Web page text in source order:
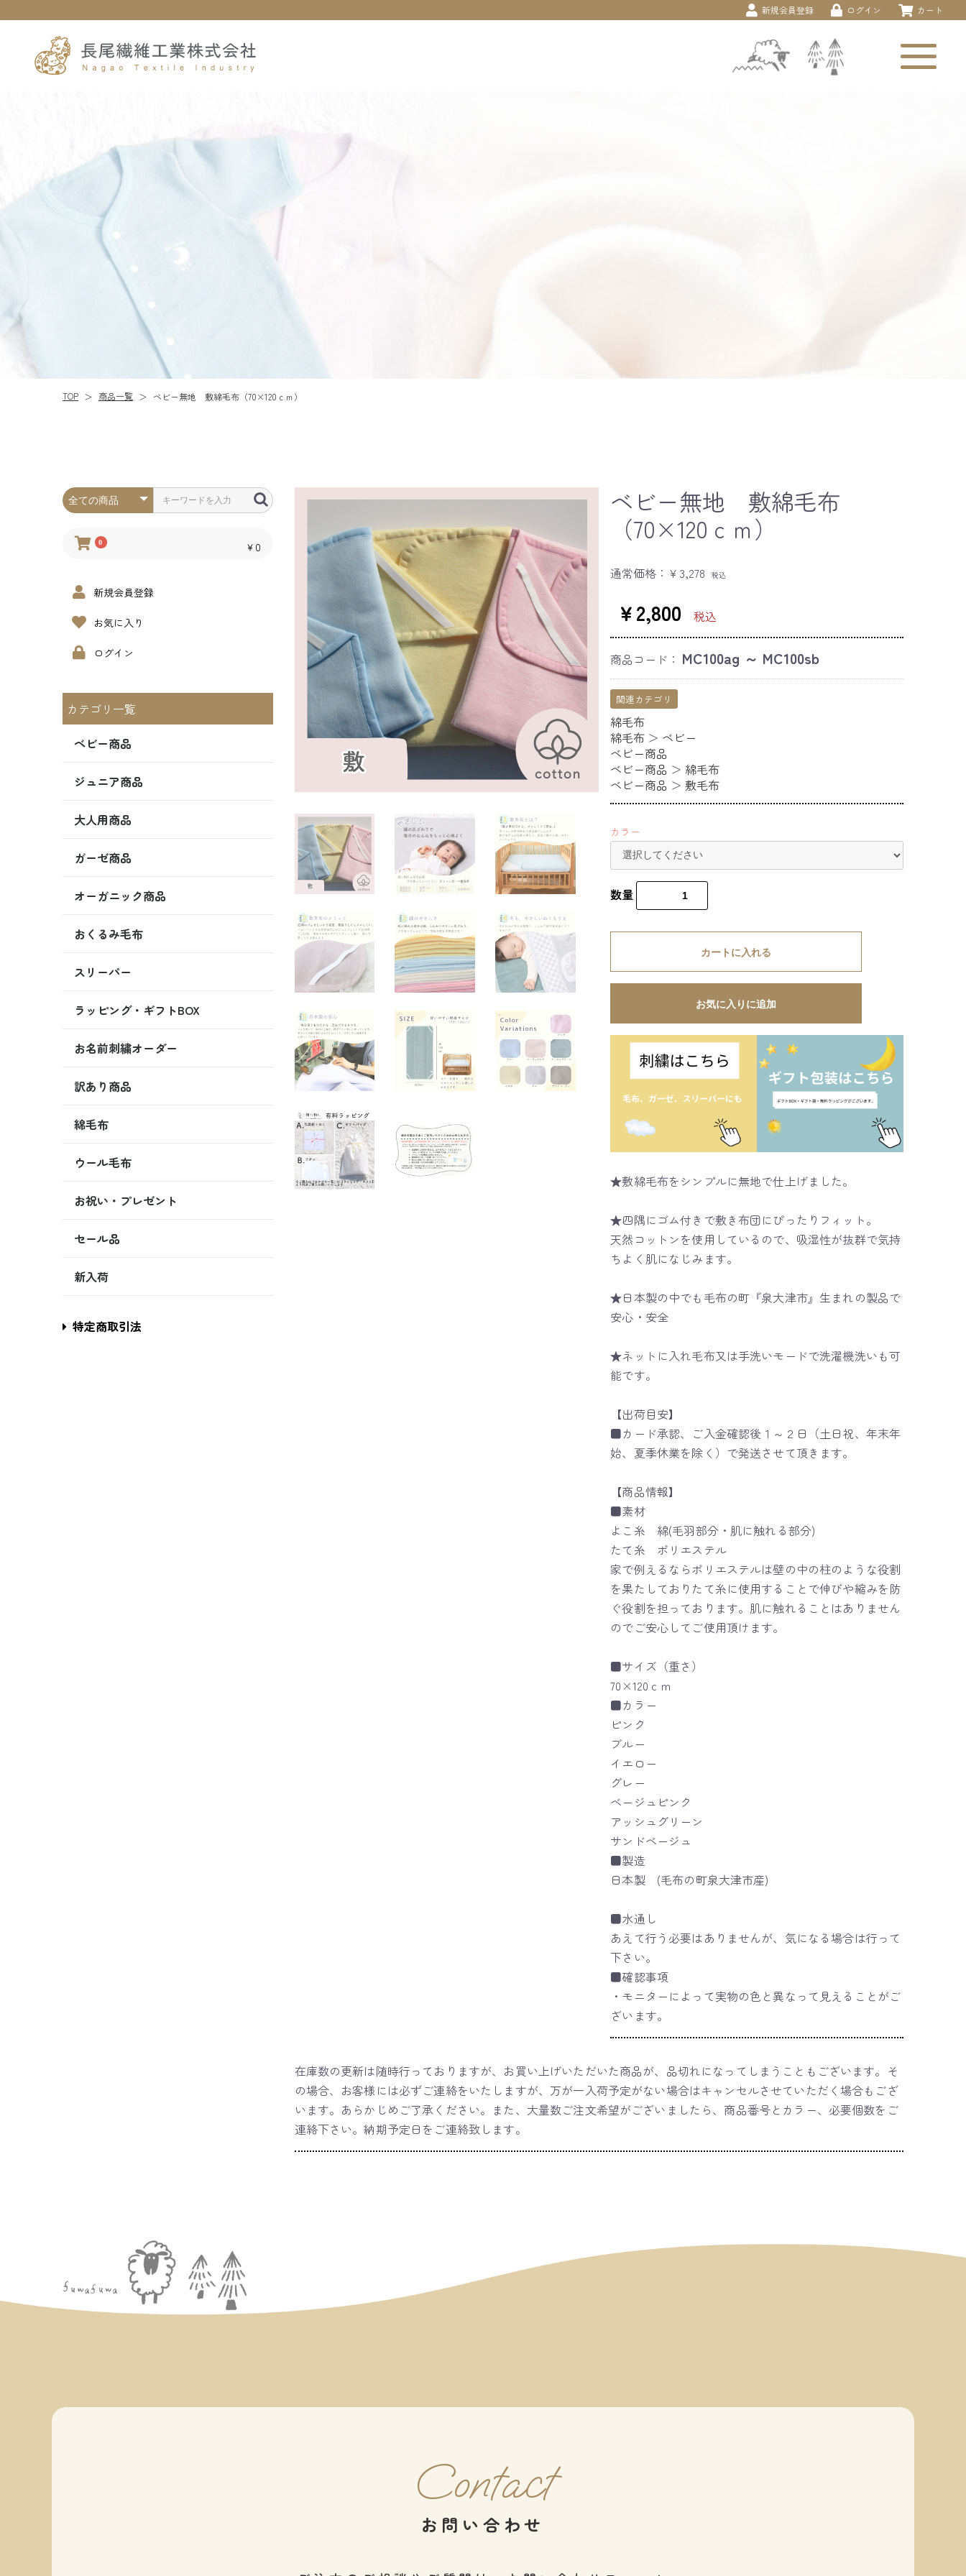
新規会員登録 ログイン カート
TOP ＞ 商品一覧 ＞ ベビー無地 敷綿毛布（70×120ｃｍ）
0 ￥0
新規会員登録
お気に入り
ログイン
カテゴリ一覧
ベビー商品
ジュニア商品
大人用商品
ガーゼ商品
オーガニック商品
おくるみ毛布
スリーパー
ラッピング・ギフトBOX
お名前刺繍オーダー
訳あり商品
綿毛布
ウール毛布
お祝い・プレゼント
セール品
新入荷
特定商取引法
ベビー無地 敷綿毛布
（70×120ｃｍ）
通常価格： ￥3,278 税込
￥2,800 税込
商品コード： MC100ag ～ MC100sb
関連カテゴリ
綿毛布
綿毛布 ＞ ベビー
ベビー商品
ベビー商品 ＞ 綿毛布
ベビー商品 ＞ 敷毛布
カラー
数量
カートに入れる
お気に入りに追加
★敷綿毛布をシンプルに無地で仕上げました。
★四隅にゴム付きで敷き布団にぴったりフィット。
天然コットンを使用しているので、吸湿性が抜群で気持
ちよく肌になじみます。
★日本製の中でも毛布の町『泉大津市』生まれの製品で
安心・安全
★ネットに入れ毛布又は手洗いモードで洗濯機洗いも可
能です。
【出荷目安】
■カード承認、ご入金確認後１～２日（土日祝、年末年
始、夏季休業を除く）で発送させて頂きます。
【商品情報】
■素材
よこ糸 綿(毛羽部分・肌に触れる部分)
たて糸 ポリエステル
家で例えるならポリエステルは壁の中の柱のような役割
を果たしておりたて糸に使用することで伸びや縮みを防
ぐ役割を担っております。肌に触れることはありません
のでご安心してご使用頂けます。
■サイズ（重さ）
70×120ｃｍ
■カラー
ピンク
ブルー
イエロー
グレー
ベージュピンク
アッシュグリーン
サンドベージュ
■製造
日本製 (毛布の町泉大津市産)
■水通し
あえて行う必要はありませんが、気になる場合は行って
下さい。
■確認事項
・モニターによって実物の色と異なって見えることがご
ざいます。
在庫数の更新は随時行っておりますが、お買い上げいただいた商品が、品切れになってしまうこともございます。そ
の場合、お客様には必ずご連絡をいたしますが、万が一入荷予定がない場合はキャンセルさせていただく場合もござ
います。あらかじめご了承ください。また、大量数ご注文希望がございましたら、商品番号とカラー、必要個数をご
連絡下さい。納期予定日をご連絡致します。
Contact
お問い合わせ